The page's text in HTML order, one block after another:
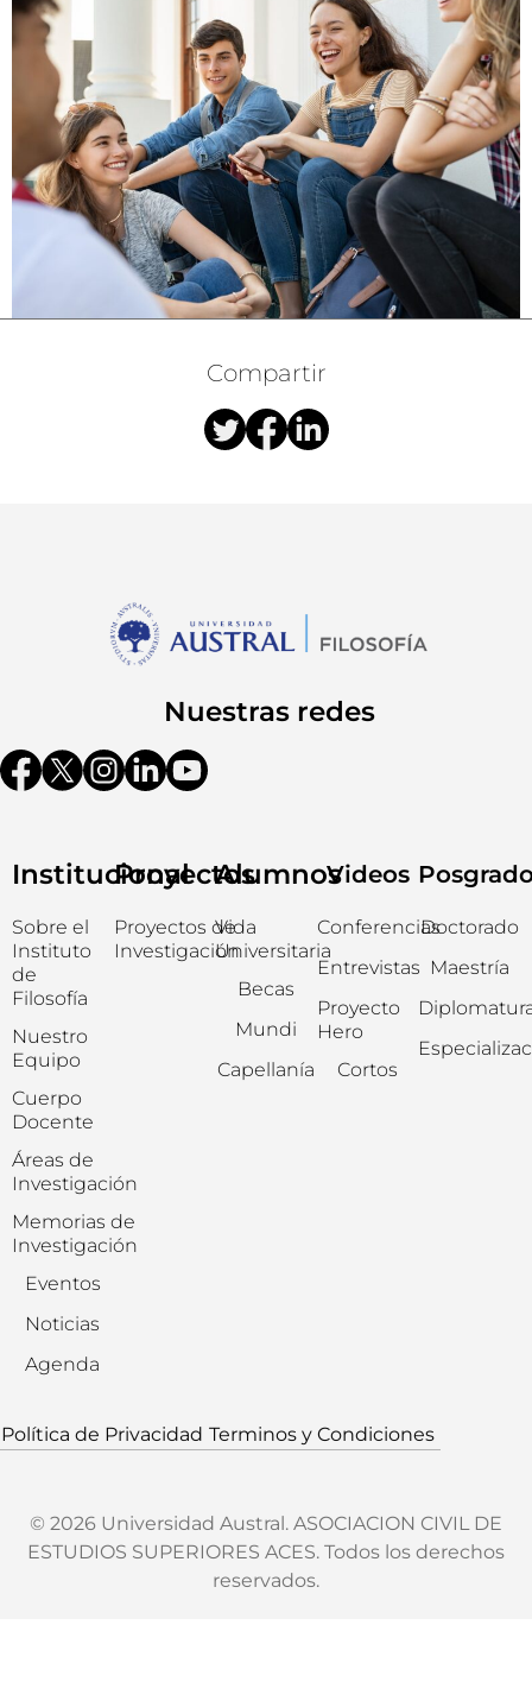
Compartir
Nuestras redes
Institucional
Sobre el
Instituto
de
Filosofía
Nuestro
Equipo
Cuerpo
Docente
Áreas de
Investigación
Memorias de
Investigación
Eventos
Noticias
Agenda
Proyectos
Proyectos de
Investigación
Alumnos
Vida
Universitaria
Becas
Mundi
Capellanía
Videos
Conferencias
Entrevistas
Proyecto
Hero
Cortos
Doctorado
Maestría
Política de Privacidad Terminos y Condiciones
© 2026 Universidad Austral. ASOCIACION CIVIL DE
ESTUDIOS SUPERIORES ACES. Todos los derechos
reservados.